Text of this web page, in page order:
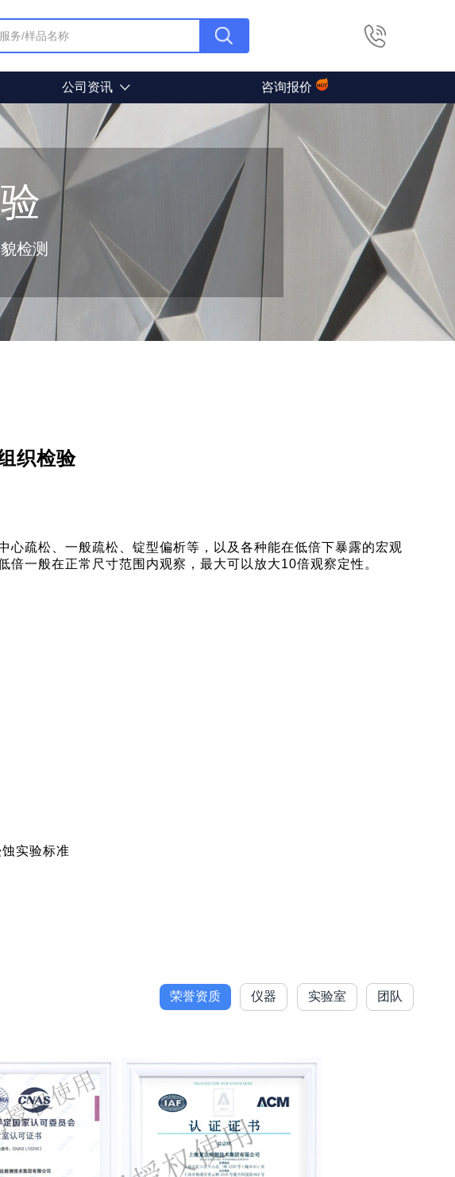
公司资讯 咨询报价
检测
织检验
疏松、一般疏松、锭型偏析等，以及各种能在低倍下暴露的宏观
一般在正常尺寸范围内观察，最大可以放大10倍观察定性。
实验标准
荣誉资质 仪器 实验室 团队